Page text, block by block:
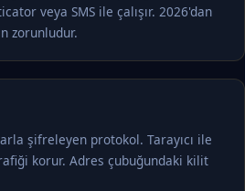
veya SMS ile çalışır. 2026'dan
zorunludur.
şifreleyen protokol. Tarayıcı ile
korur. Adres çubuğundaki kilit